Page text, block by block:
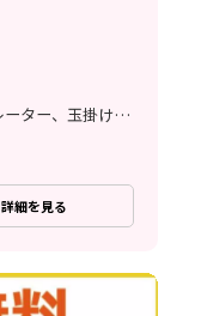
検査、梱包・仕分け、マシンオペレーター、玉掛け・クレーン
詳細を見る